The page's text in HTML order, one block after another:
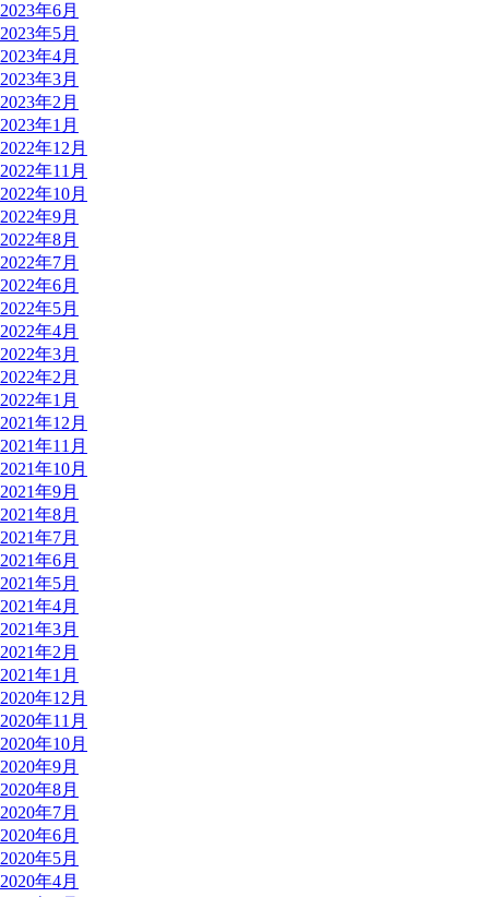
2023年6月
2023年5月
2023年4月
2023年3月
2023年2月
2023年1月
2022年12月
2022年11月
2022年10月
2022年9月
2022年8月
2022年7月
2022年6月
2022年5月
2022年4月
2022年3月
2022年2月
2022年1月
2021年12月
2021年11月
2021年10月
2021年9月
2021年8月
2021年7月
2021年6月
2021年5月
2021年4月
2021年3月
2021年2月
2021年1月
2020年12月
2020年11月
2020年10月
2020年9月
2020年8月
2020年7月
2020年6月
2020年5月
2020年4月